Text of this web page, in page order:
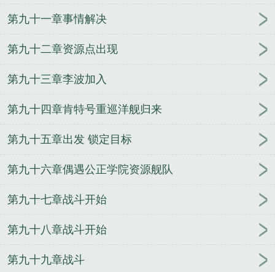
第九十一章事情解决
第九十二章资源点出现
第九十三章李波加入
第九十四章肯特号重巡洋舰归来
第九十五章出发 锁定目标
第九十六章偶遇公正学院资源舰队
第九十七章战斗开始
第九十八章战斗开始
第九十九章战斗